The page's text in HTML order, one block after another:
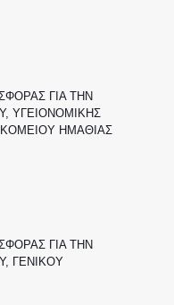
ΓΙΑ ΤΗΝ
ΥΓΕΙΟΝΟΜΙΚΗΣ
ΗΜΑΘΙΑΣ
ΓΙΑ ΤΗΝ
ΓΕΝΙΚΟΥ